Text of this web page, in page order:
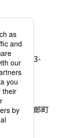
河町1-3-
3263-
区久太郎町